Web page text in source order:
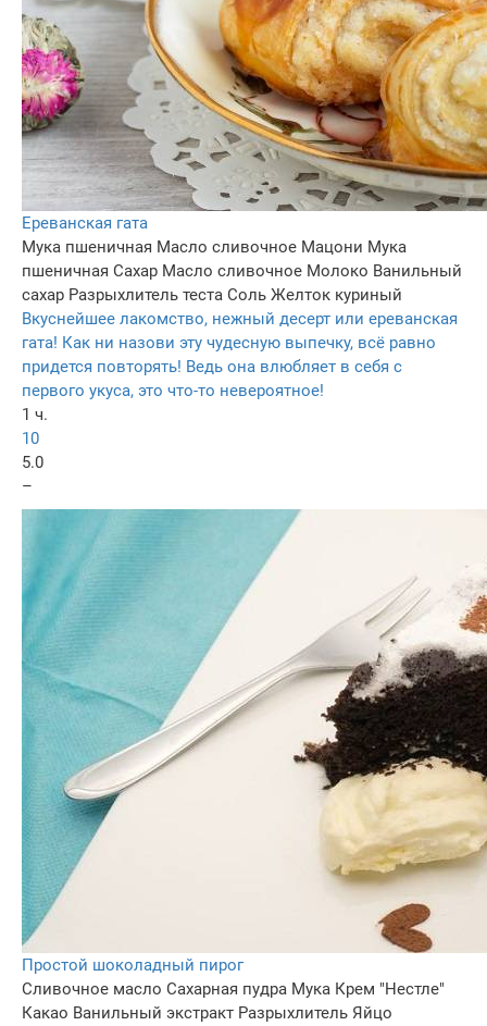
Ереванская гата
Мука пшеничная Масло сливочное Мацони Мука
пшеничная Сахар Масло сливочное Молоко Ванильный
сахар Разрыхлитель теста Соль Желток куриный
Вкуснейшее лакомство, нежный десерт или ереванская
гата! Как ни назови эту чудесную выпечку, всё равно
придется повторять! Ведь она влюбляет в себя с
первого укуса, это что-то невероятное!
1 ч.
10
5.0
–
Простой шоколадный пирог
Сливочное масло Сахарная пудра Мука Крем "Нестле"
Какао Ванильный экстракт Разрыхлитель Яйцо